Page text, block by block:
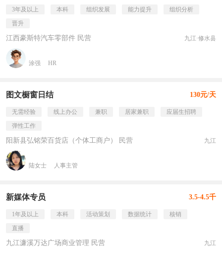
3年及以上 本科 组织发展 能力提升
组织分析
晋升
江西豪斯特汽车零部件 民营 九江·修水县
涂强 HR
图文橱窗日结 130元/天
无需经验 线上办公 兼职 居家兼职
应届生招聘
弹性工作
阳新县弘铭荣百货店（个体工商户） 民营 九江
陆女士 人事主管
新媒体专员 3.5-4.5千
1年及以上 本科 活动策划 数据统计
核销
直播
九江濂溪万达广场商业管理 民营 九江